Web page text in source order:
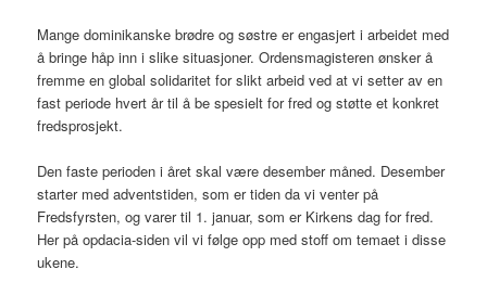
Mange dominikanske brødre og søstre er engasjert i arbeidet med
å bringe håp inn i slike situasjoner. Ordensmagisteren ønsker å
fremme en global solidaritet for slikt arbeid ved at vi setter av en
fast periode hvert år til å be spesielt for fred og støtte et konkret
fredsprosjekt.
Den faste perioden i året skal være desember måned. Desember
starter med adventstiden, som er tiden da vi venter på
Fredsfyrsten, og varer til 1. januar, som er Kirkens dag for fred.
Her på opdacia-siden vil vi følge opp med stoff om temaet i disse
ukene.